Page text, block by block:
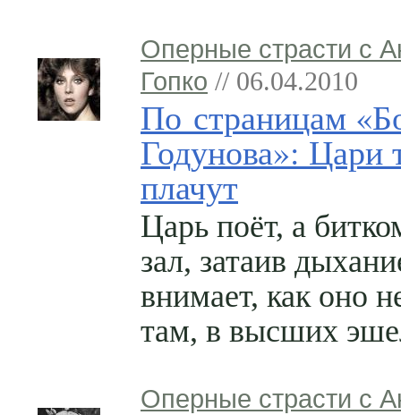
Оперные страсти с
Гопко // 06.04.2010
По страницам
Годунова»: Цари
плачут
Царь поёт, а
зал, затаив
внимает, как оно
там, в высших
Оперные страсти с